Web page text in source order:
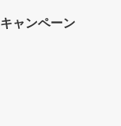
キャンペーン